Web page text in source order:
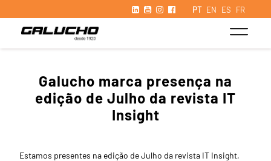
PT EN ES FR
Galucho marca presença na
edição de Julho da revista IT
Insight
Estamos presentes na edição de Julho da revista IT Insight,